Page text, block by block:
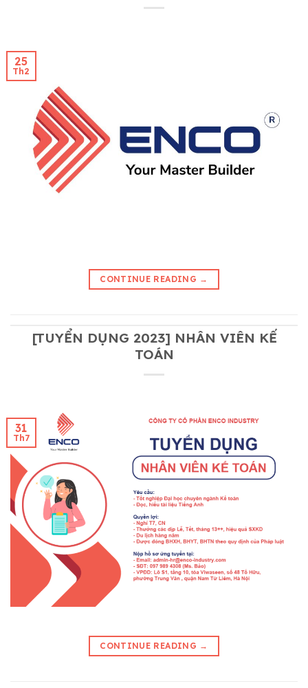
25
Th2
CONTINUE READING →
[TUYỂN DỤNG 2023] NHÂN VIÊN KẾ
TOÁN
31
Th7
CONTINUE READING →